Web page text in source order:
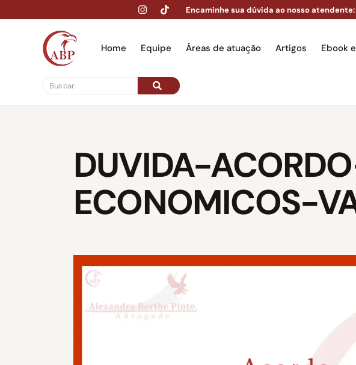
Encaminhe sua dúvida ao nosso atendente:
Home Equipe Áreas de atuação Artigos Ebook
DUVIDA-
ECONOMICOS-